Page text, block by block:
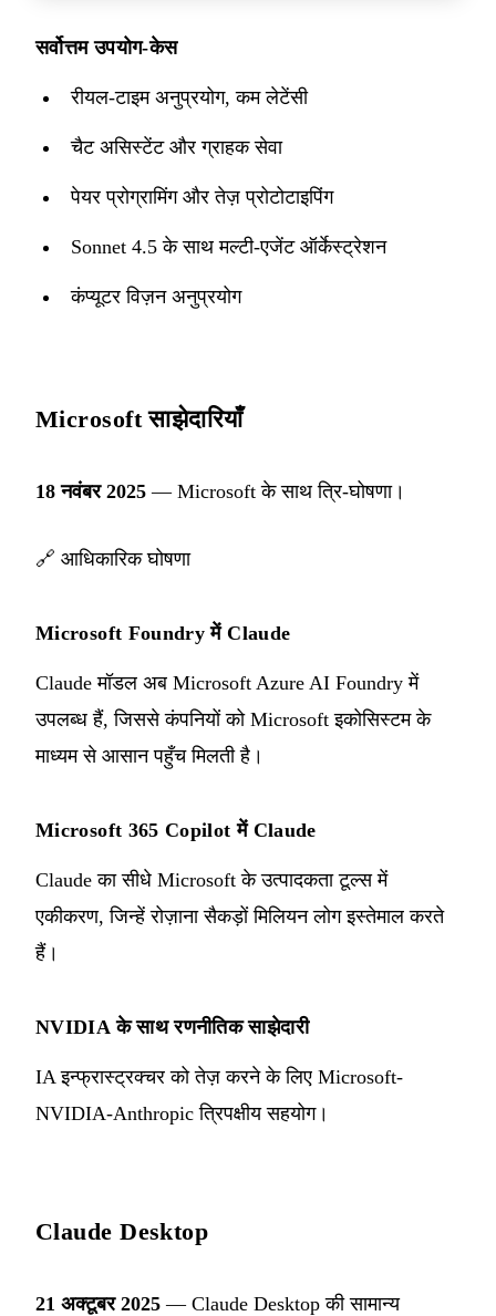
सर्वोत्तम उपयोग-केस
रीयल-टाइम अनुप्रयोग, कम लेटेंसी
चैट असिस्टेंट और ग्राहक सेवा
पेयर प्रोग्रामिंग और तेज़ प्रोटोटाइपिंग
Sonnet 4.5 के साथ मल्टी-एजेंट ऑर्केस्ट्रेशन
कंप्यूटर विज़न अनुप्रयोग
Microsoft साझेदारियाँ
18 नवंबर 2025 — Microsoft के साथ त्रि-घोषणा।
🔗 आधिकारिक घोषणा
Microsoft Foundry में Claude
Claude मॉडल अब Microsoft Azure AI Foundry में
उपलब्ध हैं, जिससे कंपनियों को Microsoft इकोसिस्टम के
माध्यम से आसान पहुँच मिलती है।
Microsoft 365 Copilot में Claude
Claude का सीधे Microsoft के उत्पादकता टूल्स में
एकीकरण, जिन्हें रोज़ाना सैकड़ों मिलियन लोग इस्तेमाल करते
हैं।
NVIDIA के साथ रणनीतिक साझेदारी
IA इन्फ्रास्ट्रक्चर को तेज़ करने के लिए Microsoft-
NVIDIA-Anthropic त्रिपक्षीय सहयोग।
Claude Desktop
21 अक्टूबर 2025 — Claude Desktop की सामान्य